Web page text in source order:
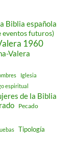
Biblia española
eventos futuros)
1960
Valera
Iglesia
espiritual
de la Biblia
Pecado
Tipología